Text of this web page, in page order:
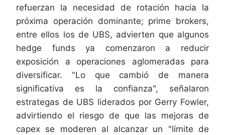
refuerzan la necesidad de rotación hacia la
próxima operación dominante; prime brokers,
entre ellos los de UBS, advierten que algunos
hedge funds ya comenzaron a reducir
exposición a operaciones aglomeradas para
diversificar. "Lo que cambió de manera
significativa es la confianza", señalaron
estrategas de UBS liderados por Gerry Fowler,
advirtiendo el riesgo de que las mejoras de
capex se moderen al alcanzar un "límite de